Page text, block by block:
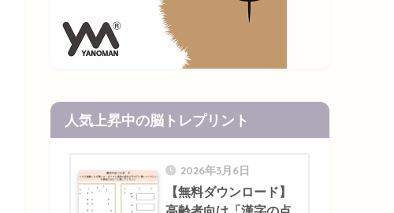
人気上昇中の脳トレプリント
2026年3月6日
【無料ダウンロード】